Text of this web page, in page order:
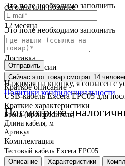
Это поле необходимо заполнить
Это поле необходимо заполнить
Отправить
Нажимая на кнопку, я согласен с
Политики конфиденциальности
Посмотрите
сегодня или позднее
Гарантия
12 месяца
Обмен и возврат
2 недели
Доставка
по всей России
Сейчас этот товар смотрят 14
Краткое описание
USB-кабель Excera EPC05 для
Краткие характеристики
Бренд (производитель)
Длина кабеля, м
Артикул
Комплектация
Тестовый кабель Excera EPC05.
Описание
Характеристики